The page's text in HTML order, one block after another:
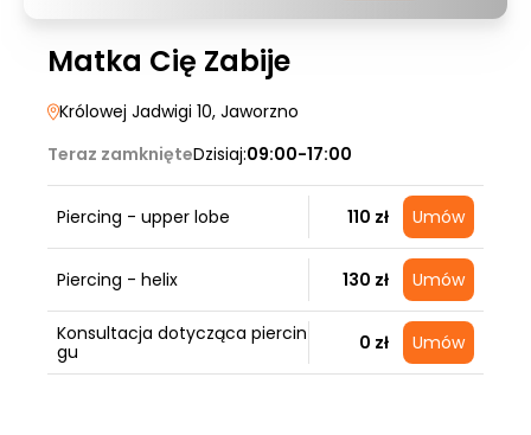
Matka Cię Zabije
Królowej Jadwigi 10, Jaworzno
Teraz zamknięteDzisiaj:09:00-17:00
Piercing - upper lobe 110 zł Umów
Piercing - helix 130 zł Umów
Konsultacja dotycząca piercin
gu
0 zł Umów